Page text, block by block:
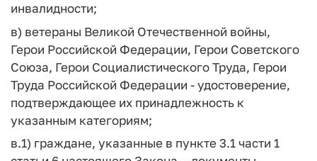
инвалидности;
в) ветераны Великой Отечественной войны,
Герои Российской Федерации, Герои Советского
Союза, Герои Социалистического Труда, Герои
Труда Российской Федерации - удостоверение,
подтверждающее их принадлежность к
указанным категориям;
в.1) граждане, указанные в пункте 3.1 части 1